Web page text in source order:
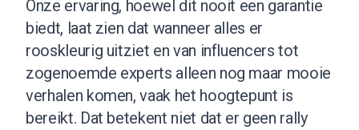
Onze ervaring, hoewel dit nooit een garantie
biedt, laat zien dat wanneer alles er
rooskleurig uitziet en van influencers tot
zogenoemde experts alleen nog maar mooie
verhalen komen, vaak het hoogtepunt is
bereikt. Dat betekent niet dat er geen rally